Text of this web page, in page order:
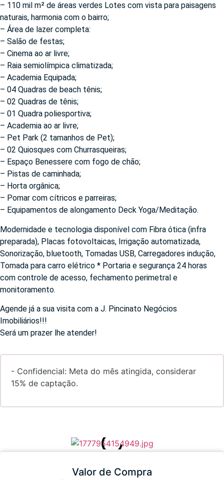
– 110 mil m² de áreas verdes Lotes com vista para paisagens
naturais, harmonia com o bairro;
– Área de lazer completa:
– Salão de festas;
– Cinema ao ar livre;
– Raia semiolímpica climatizada;
– Academia Equipada;
– 04 Quadras de beach tênis;
– 02 Quadras de tênis;
– 01 Quadra poliesportiva;
– Academia ao ar livre;
– Pet Park (2 tamanhos de Pet);
– 02 Quiosques com Churrasqueiras;
– Espaço Benessere com fogo de chão;
– Pistas de caminhada;
– Horta orgânica;
– Pomar com cítricos e parreiras;
– Equipamentos de alongamento Deck Yoga/Meditação.
Modernidade e tecnologia disponível com Fibra ótica (infra
preparada), Placas fotovoltaicas, Irrigação automatizada,
Sonorização, bluetooth, Tomadas USB, Carregadores indução,
Tomada para carro elétrico * Portaria e segurança 24 horas
com controle de acesso, fechamento perimetral e
monitoramento.
Agende já a sua visita com a J. Pincinato Negócios
Imobiliários!!!
Será um prazer lhe atender!
- Confidencial: Meta do mês atingida, considerar
15% de captação.
Valor de Compra